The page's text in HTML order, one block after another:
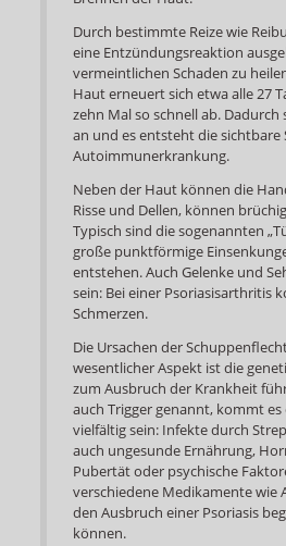
Durch bestimmte Reize wie
eine Entzündungsreaktion
vermeintlichen Schaden zu
Haut erneuert sich etwa alle 27
zehn Mal so schnell ab.
an und es entsteht die
Autoimmunerkrankung.
Neben der Haut können die
Risse und Dellen, können
Typisch sind die sogenannten
große punktförmige
entstehen. Auch Gelenke und
sein: Bei einer Psoriasisarthritis
Schmerzen.
Die Ursachen der
wesentlicher Aspekt ist die
zum Ausbruch der Krankheit
auch Trigger genannt, kommt
vielfältig sein: Infekte durch
auch ungesunde Ernährung,
Pubertät oder psychische
verschiedene Medikamente wie
den Ausbruch einer Psoriasis
können.